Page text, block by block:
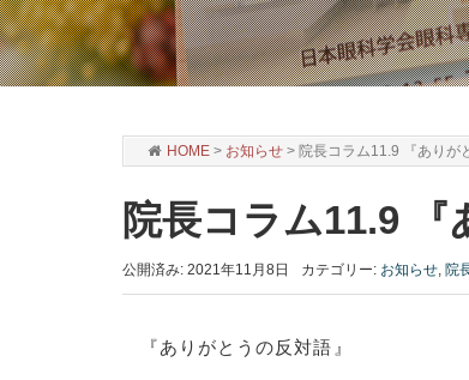
HOME > お知らせ > 院長コラム11.9 『ありが
院長コラム11.9 『
公開済み: 2021年11月8日 カテゴリー: お知らせ, 院
『ありがとうの反対語』